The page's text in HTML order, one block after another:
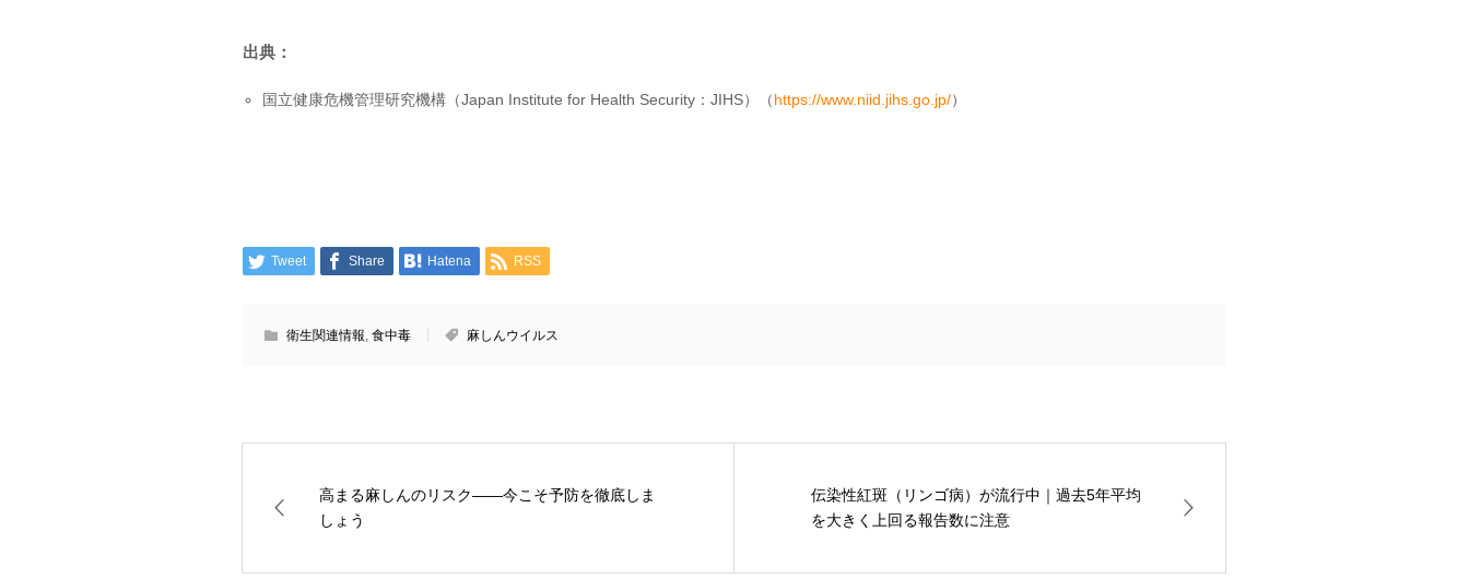
出典：
国立健康危機管理研究機構（Japan Institute for Health Security：JIHS）（https://www.niid.jihs.go.jp/）
Tweet Share Hatena RSS
衛生関連情報, 食中毒 麻しんウイルス
高まる麻しんのリスク――今こそ予防を徹底しま
しょう
伝染性紅斑（リンゴ病）が流行中｜過去5年平均
を大きく上回る報告数に注意